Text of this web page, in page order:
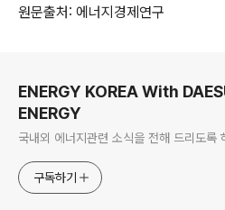
원문출처: 에너지경제연구
ENERGY KOREA With
ENERGY
국내외 에너지관련 소식을 전해 드리도록
구독하기